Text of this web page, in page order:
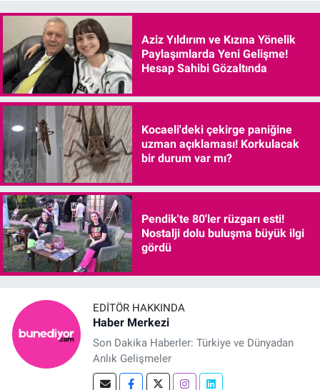
Aziz Yıldırım ve Kızına Yönelik
Paylaşımlarda Yeni Gelişme!
Hesap Sahibi Gözaltında
Kocaeli'deki çekirge paniğine
uzman açıklaması! Korkulacak
bir durum var mı?
Pendik'te 80'ler rüzgarı esti!
Nostalji dolu buluşma büyük ilgi
gördü
EDITÖR HAKKINDA
Haber Merkezi
Son Dakika Haberler: Türkiye ve Dünyadan
Anlık Gelişmeler